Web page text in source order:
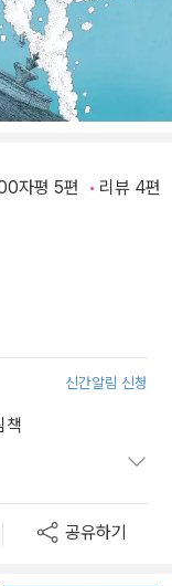
자평 5편 리뷰 4편
신간알림 신청
책
공유하기